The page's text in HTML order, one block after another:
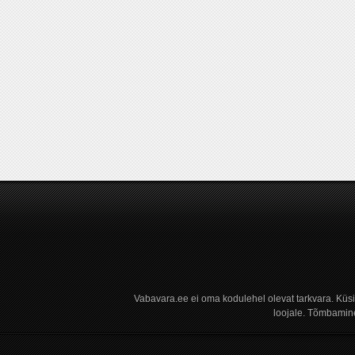
Vabavara.ee ei oma kodulehel olevat tarkvara.
loojale.